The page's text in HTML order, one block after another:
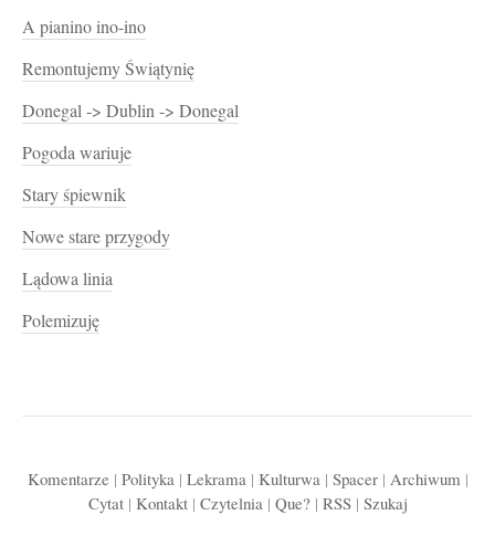
A pianino ino-ino
Remontujemy Świątynię
Donegal -> Dublin -> Donegal
Pogoda wariuje
Stary śpiewnik
Nowe stare przygody
Lądowa linia
Polemizuję
Komentarze | Polityka| Lekrama| Kulturwa| Spacer| Archiwum |
Cytat| Kontakt| Czytelnia| Que? | RSS| Szukaj